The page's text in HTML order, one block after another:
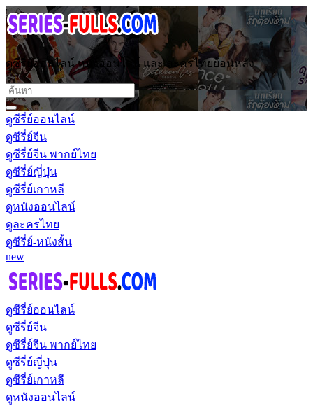
ดูซีรี่ย์ออนไลน์ หนังออนไลน์ และ ละครไทยย้อนหลัง
ดูซีรี่ย์ออนไลน์
ดูซีรี่ย์จีน
ดูซีรี่ย์จีน พากย์ไทย
ดูซีรี่ย์ญี่ปุ่น
ดูซีรี่ย์เกาหลี
ดูหนังออนไลน์
ดูละครไทย
ดูซีรี่ย์-หนังสั้น
new
ดูซีรี่ย์ออนไลน์
ดูซีรี่ย์จีน
ดูซีรี่ย์จีน พากย์ไทย
ดูซีรี่ย์ญี่ปุ่น
ดูซีรี่ย์เกาหลี
ดูหนังออนไลน์